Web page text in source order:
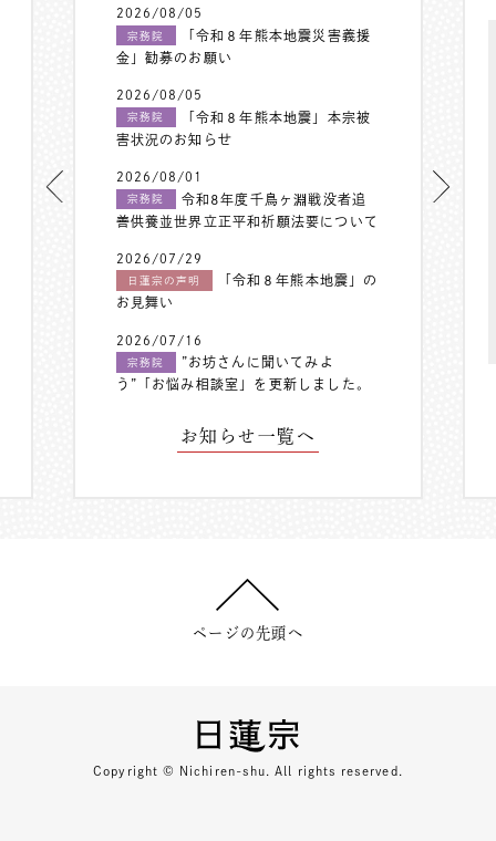
2026/08/05
宗務院
「令和８年熊本地震災害義援
金」勧募のお願い
2026/08/05
宗務院
「令和８年熊本地震」本宗被
害状況のお知らせ
2026/08/01
宗務院
令和8年度千鳥ヶ淵戦没者追
善供養並世界立正平和祈願法要について
2026/07/29
日蓮宗の声明
「令和８年熊本地震」の
お見舞い
2026/07/16
宗務院
”お坊さんに聞いてみよ
う”「お悩み相談室」を更新しました。
お知らせ一覧へ
ページの先頭へ
Copyright © Nichiren-shu. All rights reserved.